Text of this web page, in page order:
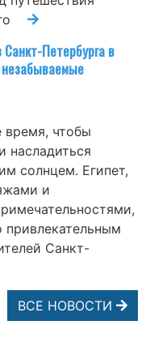
Санкт-Петербурга в
время, чтобы
насладиться
солнцем. Египет,
и
привлекательным
Санкт-
ВСЕ НОВОСТИ